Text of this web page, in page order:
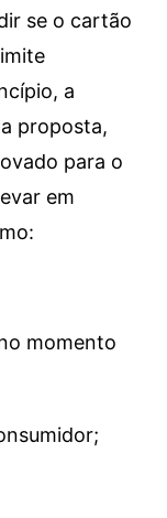
se o cartão
a
proposta,
para o
em
momento